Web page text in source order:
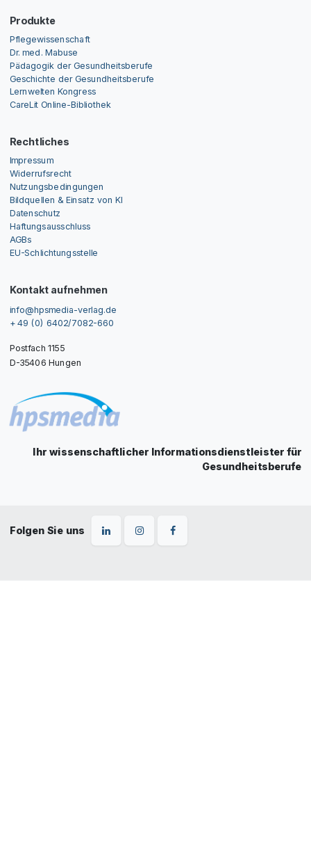
Produkte
Pflegewissenschaft
Dr. med. Mabuse
Pädagogik der Gesundheitsberufe
Geschichte der Gesundheitsberufe
Lernwelten Kongress
CareLit Online-Bibliothek
Rechtliches
Impressum
Widerrufsrecht
Nutzungsbedingungen
Bildquellen & Einsatz von KI
Datenschutz
Haftungsausschluss
AGBs
EU-Schlichtungsstelle
Kontakt aufnehmen
info@hpsmedia-verlag.de
+ 49 (0) 6402/7082-660
Postfach 1155
D-35406 Hungen
Ihr wissenschaftlicher Informationsdienstleister für
Gesundheitsberufe
Folgen Sie uns